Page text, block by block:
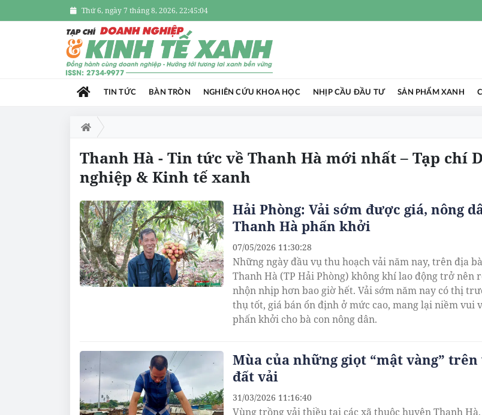
Thứ 6, ngày 7 tháng 8, 2026, 22:45:05
TIN TỨC BÀN TRÒN NGHIÊN CỨU KHOA HỌC NHỊP CẦU ĐẦU TƯ SẢN PHẨM XANH
Thanh Hà - Tin tức về Thanh Hà mới nhất – Tạp chí
nghiệp & Kinh tế xanh
Hải Phòng: Vải sớm được giá, nông
Thanh Hà phấn khởi
Những ngày đầu vụ thu hoạch vải năm nay, trên địa
Thanh Hà (TP Hải Phòng) không khí lao động trở nên
nhộn nhịp hơn bao giờ hết. Vải sớm năm nay có thị
thụ tốt, giá bán ổn định ở mức cao, mang lại niềm vui
phấn khởi cho bà con nông dân.
07/05/2026 11:30:28
Mùa của những giọt “mật vàng” trên
đất vải
Vùng trồng vải thiều tại các xã thuộc huyện Thanh
31/03/2026 11:16:40